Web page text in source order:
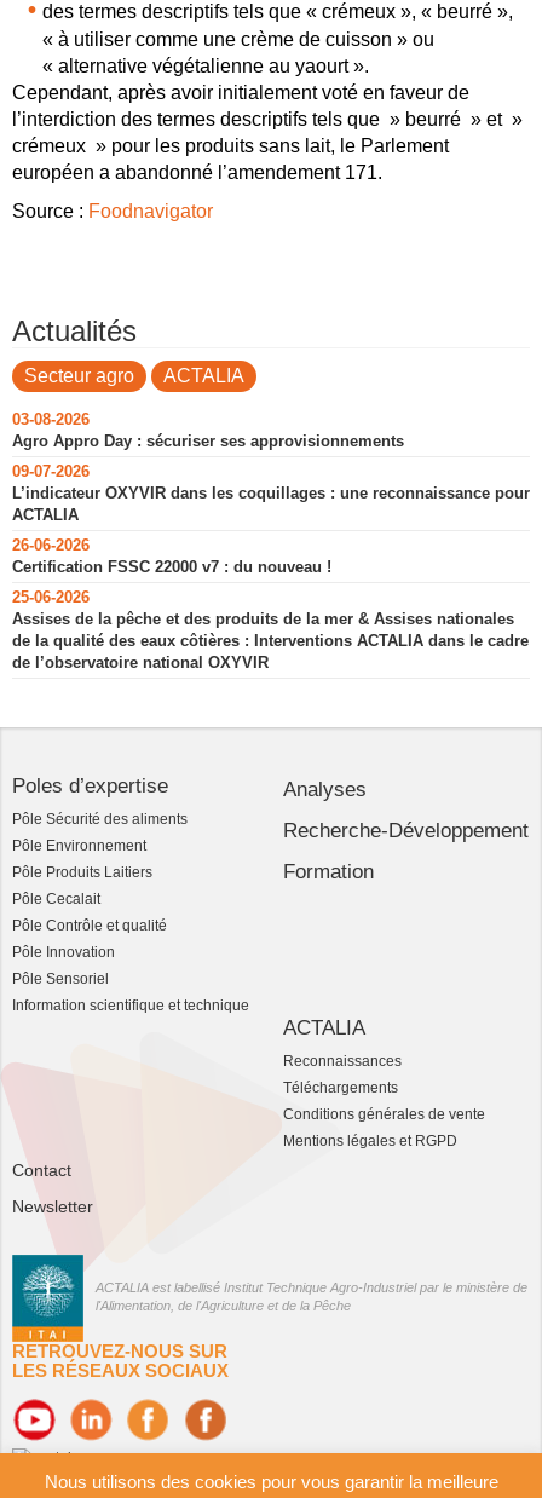
des termes descriptifs tels que « crémeux », « beurré »,
« à utiliser comme une crème de cuisson » ou
« alternative végétalienne au yaourt ».
Cependant, après avoir initialement voté en faveur de
l’interdiction des termes descriptifs tels que » beurré » et »
crémeux » pour les produits sans lait, le Parlement
européen a abandonné l’amendement 171.
Source : Foodnavigator
Actualités
Secteur agro ACTALIA
03-08-2026
Agro Appro Day : sécuriser ses approvisionnements
09-07-2026
L’indicateur OXYVIR dans les coquillages : une reconnaissance pour
ACTALIA
26-06-2026
Certification FSSC 22000 v7 : du nouveau !
25-06-2026
Assises de la pêche et des produits de la mer & Assises nationales
de la qualité des eaux côtières : Interventions ACTALIA dans le cadre
de l’observatoire national OXYVIR
Poles d’expertise
Pôle Sécurité des aliments
Pôle Environnement
Pôle Produits Laitiers
Pôle Cecalait
Pôle Contrôle et qualité
Pôle Innovation
Pôle Sensoriel
Information scientifique et technique
Analyses
Recherche-Développement
Formation
ACTALIA
Reconnaissances
Téléchargements
Conditions générales de vente
Mentions légales et RGPD
Contact
Newsletter
ACTALIA est labellisé Institut Technique Agro-Industriel par le ministère de
l'Alimentation, de l'Agriculture et de la Pêche
RETROUVEZ-NOUS SUR
LES RÉSEAUX SOCIAUX
Nous utilisons des cookies pour vous garantir la meilleure